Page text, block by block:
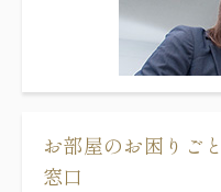
お部屋のお困りご
窓口